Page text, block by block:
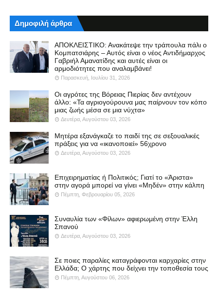
Δημοφιλή άρθρα
ΑΠΟΚΛΕΙΣΤΙΚΟ: Ανακάτεψε την τράπουλα πάλι ο
Κομπατσιάρης – Αυτός είναι ο νέος Αντιδήμαρχος
Γαβριήλ Αμανατίδης και αυτές είναι οι
αρμοδιότητες που αναλαμβάνει!
Παρασκευή, Ιουλίου 31, 2026
Οι αγρότες της Βόρειας Πιερίας δεν αντέχουν
άλλο: «Τα αγριογούρουνα μας παίρνουν τον κόπο
μιας ζωής μέσα σε μια νύχτα»
Δευτέρα, Αυγούστου 03, 2026
Μητέρα εξανάγκαζε το παιδί της σε σεξουαλικές
πράξεις για να «ικανοποιεί» 56χρονο
Δευτέρα, Αυγούστου 03, 2026
Επιχειρηματίας ή Πολιτικός; Γιατί το «Άριστα»
στην αγορά μπορεί να γίνει «Μηδέν» στην κάλπη
Πέμπτη, Φεβρουαρίου 05, 2026
Συναυλία των «Φίλων» αφιερωμένη στην Έλλη
Σπανού
Δευτέρα, Αυγούστου 03, 2026
Σε ποιες παραλίες καταγράφονται καρχαρίες στην
Ελλάδα; Ο χάρτης που δείχνει την τοποθεσία τους
Πέμπτη, Αυγούστου 06, 2026